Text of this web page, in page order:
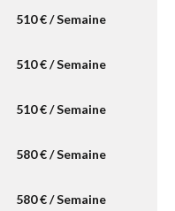
510 € / Semaine
510 € / Semaine
510 € / Semaine
580 € / Semaine
580 € / Semaine